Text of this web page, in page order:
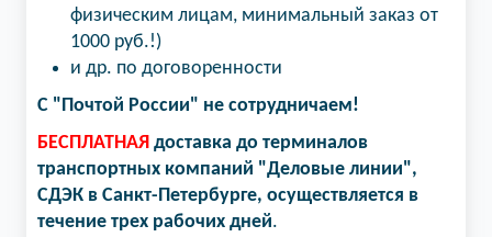
физическим лицам, минимальный заказ от
1000 руб.!)
и др. по договоренности
С "Почтой России" не сотрудничаем!
БЕСПЛАТНАЯ доставка до терминалов
транспортных компаний "Деловые линии",
СДЭК в Санкт-Петербурге, осуществляется в
течение трех рабочих дней.